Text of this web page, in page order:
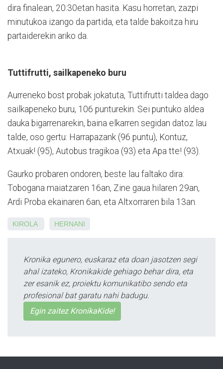
dira finalean, 20:30etan hasita. Kasu horretan, zazpi
minutukoa izango da partida, eta talde bakoitza hiru
partaiderekin ariko da.
Tuttifrutti, sailkapeneko buru
Aurreneko bost probak jokatuta, Tuttifrutti taldea dago
sailkapeneko buru, 106 punturekin. Sei puntuko aldea
dauka bigarrenarekin, baina elkarren segidan datoz lau
talde, oso gertu: Harrapazank (96 puntu), Kontuz,
Atxuak! (95), Autobus tragikoa (93) eta Apa tte! (93).
Gaurko probaren ondoren, beste lau faltako dira:
Tobogana maiatzaren 16an, Zine gaua hilaren 29an,
Ardi Proba ekainaren 6an, eta Altxorraren bila 13an.
KIROLA HERNANI
Kronika egunero, euskaraz eta doan jasotzen segi
ahal izateko, Kronikakide gehiago behar dira, eta
zer esanik ez, proiektu komunikatibo sendo eta
profesional bat garatu nahi badugu.
Egin zaitez KronikaKide!